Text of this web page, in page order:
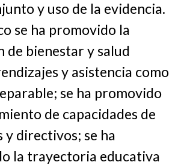
y uso de la evidencia.
se ha promovido la
de bienestar y salud
y asistencia como
se ha promovido
de capacidades de
y directivos; se ha
la trayectoria educativa